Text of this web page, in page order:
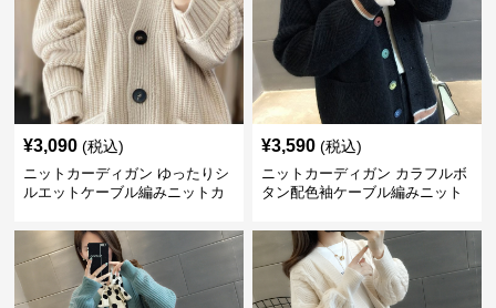
¥3,090 (税込)
ニットカーディガン ゆったりシ
ルエットケーブル編みニットカ
¥3,590 (税込)
ニットカーディガン カラフルボ
タン配色袖ケーブル編みニット